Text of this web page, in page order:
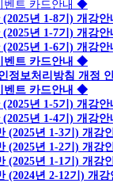
벤트 카드안내 ◆
년 1-8기) 개강안
년 1-7기) 개강안
년 1-6기) 개강안
벤트 카드안내 ◆
정보처리방침 개정
벤트 카드안내 ◆
년 1-5기) 개강안
년 1-4기) 개강안
(2025년 1-3기) 개강
(2025년 1-2기) 개강
(2025년 1-1기) 개강
(2024년 2-12기) 개강